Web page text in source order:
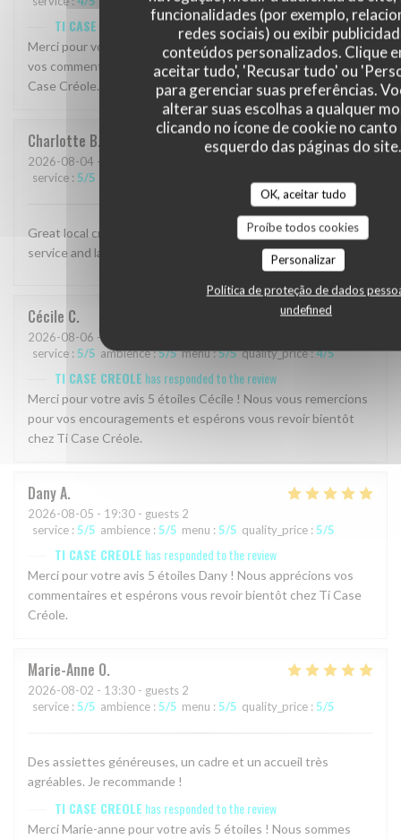
funcionalidades (por exemplo,
redes sociais) ou exibir
conteúdos personalizados. Clique
aceitar tudo', 'Recusar tudo' ou
para gerenciar suas preferências.
alterar suas escolhas a qualquer
clicando no ícone de cookie no
esquerdo das páginas do site.
OK, aceitar tudo
Proíbe todos cookies
Personalizar
Política de proteção de dados
undefined
TI CASE CREOLE has responded to the review
Merci pour votre avis 5 étoiles Catherine ! Nous apprécions
vos commentaires et espérons vous revoir bientôt chez Ti
Case Créole.
Charlotte B
2026-08-04 - 19:30 - guests 2
service : 5/5
Great local creole restaurant with many specialties. Great
service and laid-back friendly atmosphere with a nice terrace.
Cécile C
2026-08-06 - 19:00 - guests 2
service : 5/5 ambience:5/5 menu:5/5 quality_price:4/5
TI CASE CREOLE has responded to the review
Merci pour votre avis 5 étoiles Cécile ! Nous vous remercions
pour vos encouragements et espérons vous revoir bientôt
chez Ti Case Créole.
DanyA
2026-08-05 - 19:30 - guests 2
service : 5/5 ambience : 5/5 menu : 5/5 quality_price : 5/5
TI CASE CREOLE has responded to the review
Merci pour votre avis 5 étoiles Dany ! Nous apprécions vos
commentaires et espérons vous revoir bientôt chez Ti Case
Créole.
Marie-Anne O
2026-08-02 - 13:30 - guests 2
service : 5/5 ambience : 5/5 menu : 5/5 quality_price : 5/5
Des assiettes généreuses, un cadre et un accueil très
agréables. Je recommande !
TI CASE CREOLE has responded to the review
Merci Marie-anne pour votre avis 5 étoiles ! Nous sommes